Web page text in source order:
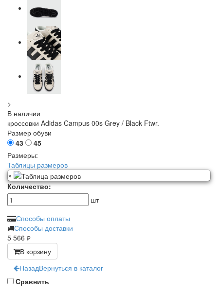
>
В наличии
кроссовки Adidas Campus 00s Grey / Black Ftwr.
Размер обуви
43
45
Размеры:
Таблицы размеров
×
Количество:
шт
Способы оплаты
Способы доставки
5 566 руб.
В корзину
НазадВернуться в каталог
Cравнить